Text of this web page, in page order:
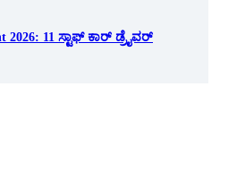
2026: 11 ಸ್ಟಾಫ್ ಕಾರ್ ಡ್ರೈವರ್